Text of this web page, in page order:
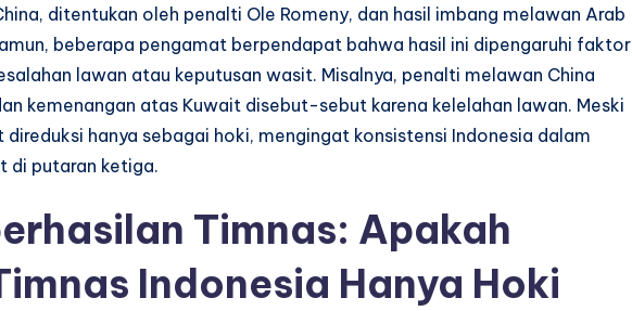
ditentukan oleh penalti Ole Romeny, dan hasil imbang melawan Arab
beberapa pengamat berpendapat bahwa hasil ini dipengaruhi faktor
lawan atau keputusan wasit. Misalnya, penalti melawan China
kemenangan atas Kuwait disebut-sebut karena kelelahan lawan. Meski
hanya sebagai hoki, mengingat konsistensi Indonesia dalam
di putaran ketiga.
Timnas: Apakah
Indonesia Hanya Hoki